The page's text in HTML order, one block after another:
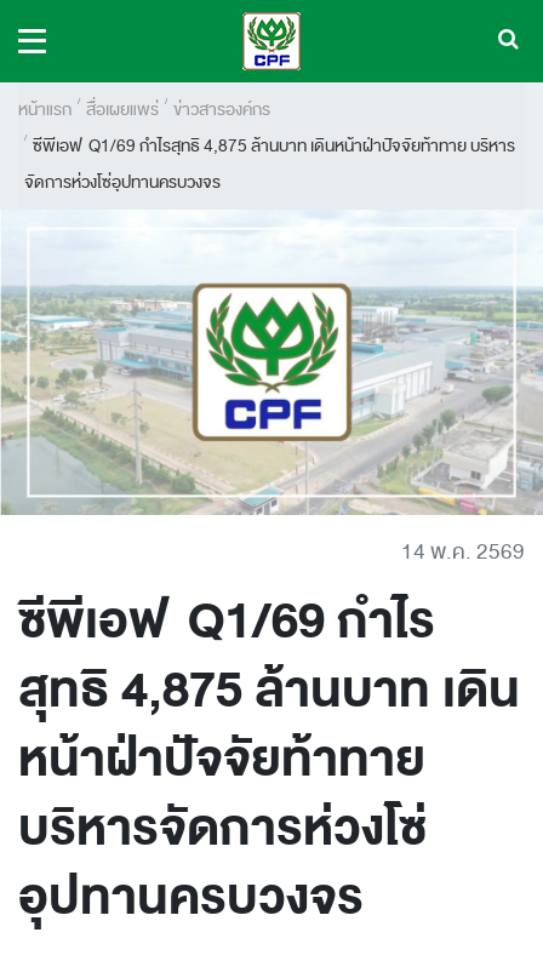
หน้าแรก สื่อเผยแพร่ ข่าวสารองค์กร
ซีพีเอฟ Q1/69 กำไรสุทธิ 4,875 ล้านบาท เดินหน้าฝ่าปัจจัยท้าทาย บริหาร
จัดการห่วงโซ่อุปทานครบวงจร
14 พ.ค. 2569
ซีพีเอฟ Q1/69 กำไร
สุทธิ 4,875 ล้านบาท เดิน
หน้าฝ่าปัจจัยท้าทาย
บริหารจัดการห่วงโซ่
อุปทานครบวงจร